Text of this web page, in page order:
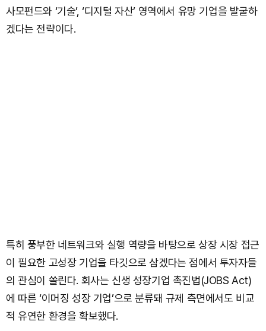
사모펀드와 ‘기술’, ‘디지털 자산’ 영역에서 유망 기업을 발굴하
겠다는 전략이다.
특히 풍부한 네트워크와 실행 역량을 바탕으로 상장 시장 접근
이 필요한 고성장 기업을 타깃으로 삼겠다는 점에서 투자자들
의 관심이 쏠린다. 회사는 신생 성장기업 촉진법(JOBS Act)
에 따른 ‘이머징 성장 기업’으로 분류돼 규제 측면에서도 비교
적 유연한 환경을 확보했다.